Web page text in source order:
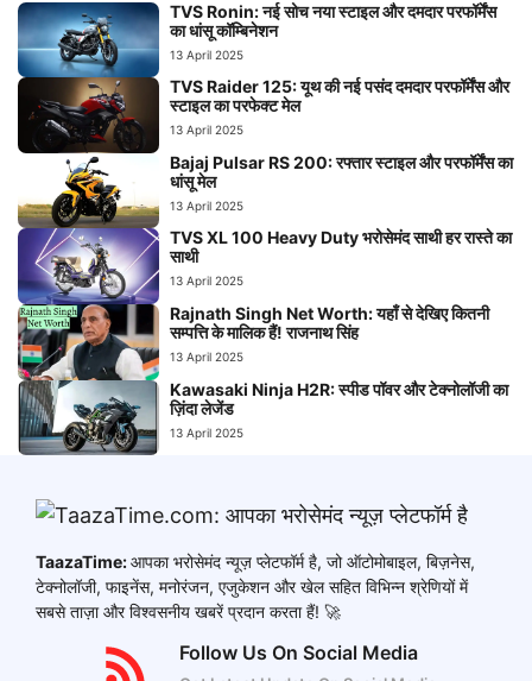
TVS Ronin: नई सोच नया स्टाइल और दमदार परफॉर्मेंस
का धांसू कॉम्बिनेशन
13 April 2025
TVS Raider 125: यूथ की नई पसंद दमदार परफॉर्मेंस और
स्टाइल का परफेक्ट मेल
13 April 2025
Bajaj Pulsar RS 200: रफ्तार स्टाइल और परफॉर्मेंस का
धांसू मेल
13 April 2025
TVS XL 100 Heavy Duty भरोसेमंद साथी हर रास्ते का
साथी
13 April 2025
Rajnath Singh Net Worth: यहाँ से देखिए कितनी
सम्पत्ति के मालिक हैं! राजनाथ सिंह
13 April 2025
Kawasaki Ninja H2R: स्पीड पॉवर और टेक्नोलॉजी का
ज़िंदा लेजेंड
13 April 2025
TaazaTime:आपका भरोसेमंद न्यूज़ प्लेटफॉर्म है, जो ऑटोमोबाइल, बिज़नेस,
टेक्नोलॉजी, फाइनेंस, मनोरंजन, एजुकेशन और खेल सहित विभिन्न श्रेणियों में
सबसे ताज़ा और विश्वसनीय खबरें प्रदान करता हैं! 🚀
Follow Us On Social Media